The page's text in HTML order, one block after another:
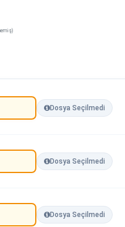
Dosya Seçilmedi
Dosya Seçilmedi
Dosya Seçilmedi